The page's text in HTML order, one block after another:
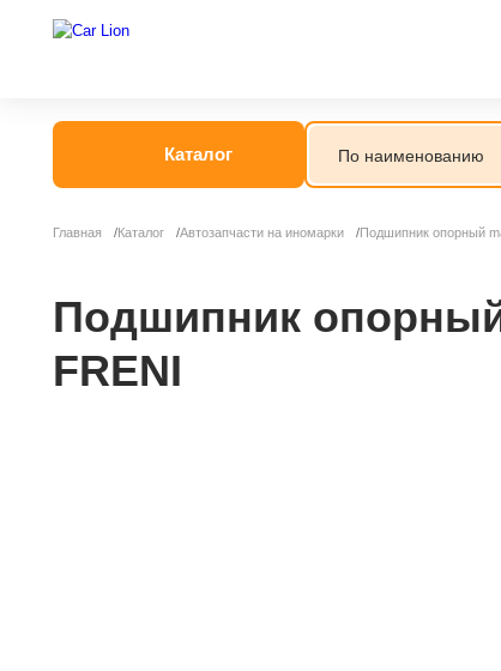
Каталог
Главная Каталог Автозапчасти на иномарки Подшипник опорный
Подшипник опорный
FRENI